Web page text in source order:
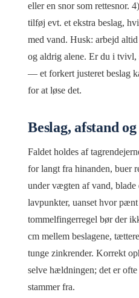
eller en snor som rettesnor.
tilføj evt. et ekstra beslag,
med vand. Husk: arbejd
og aldrig alene. Er du i tvivl,
— et forkert justeret beslag
for at løse det.
Beslag, afstand
Faldet holdes af
for langt fra hinanden, buer
under vægten af vand,
lavpunkter, uanset hvor
tommelfingerregel bør der
cm mellem beslagene,
tunge zinkrender. Korrekt
selve hældningen; det er
stammer fra.